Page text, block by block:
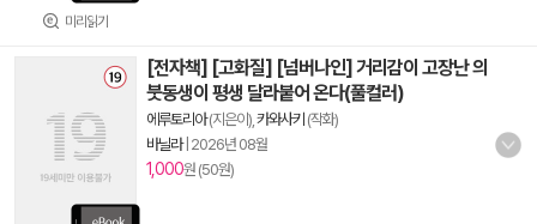
미리읽기
[전자책] [고화질] [넘버나인] 거리감이 고장난 의
붓동생이 평생 달라붙어 온다(풀컬러)
에루토리아(지은이), 카와사키 (작화)
바닐라| 2026년 08월
1,000원 (50원)